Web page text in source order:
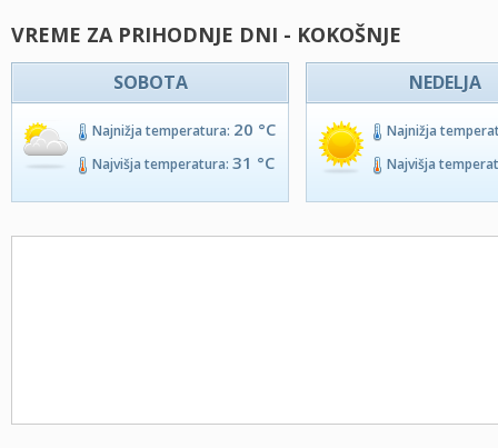
VREME ZA PRIHODNJE DNI - KOKOŠNJE
SOBOTA
Najnižja temperatura: 20 °C
Najvišja temperatura: 31 °C
NEDELJA
Najnižja
Najvišja